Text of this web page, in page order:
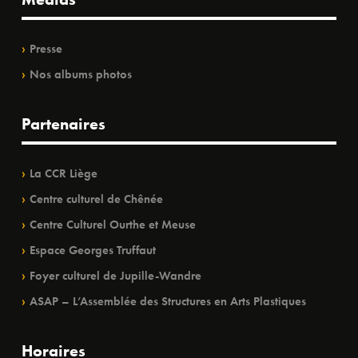
Presse
Nos albums photos
Partenaires
La CCR Liège
Centre culturel de Chênée
Centre Culturel Ourthe et Meuse
Espace Georges Truffaut
Foyer culturel de Jupille-Wandre
ASAP – L’Assemblée des Structures en Arts Plastiques
Horaires